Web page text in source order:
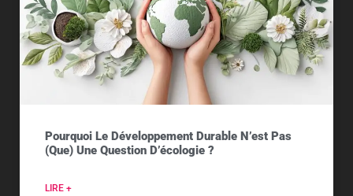
Pourquoi Le Développement Durable N’est Pas
(que) Une Question D’écologie ?
LIRE +